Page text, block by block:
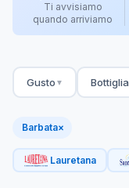
Ti avvisiamo
quando arriviamo
Gusto ▼ Bottiglia
Barbata×
Lauretana